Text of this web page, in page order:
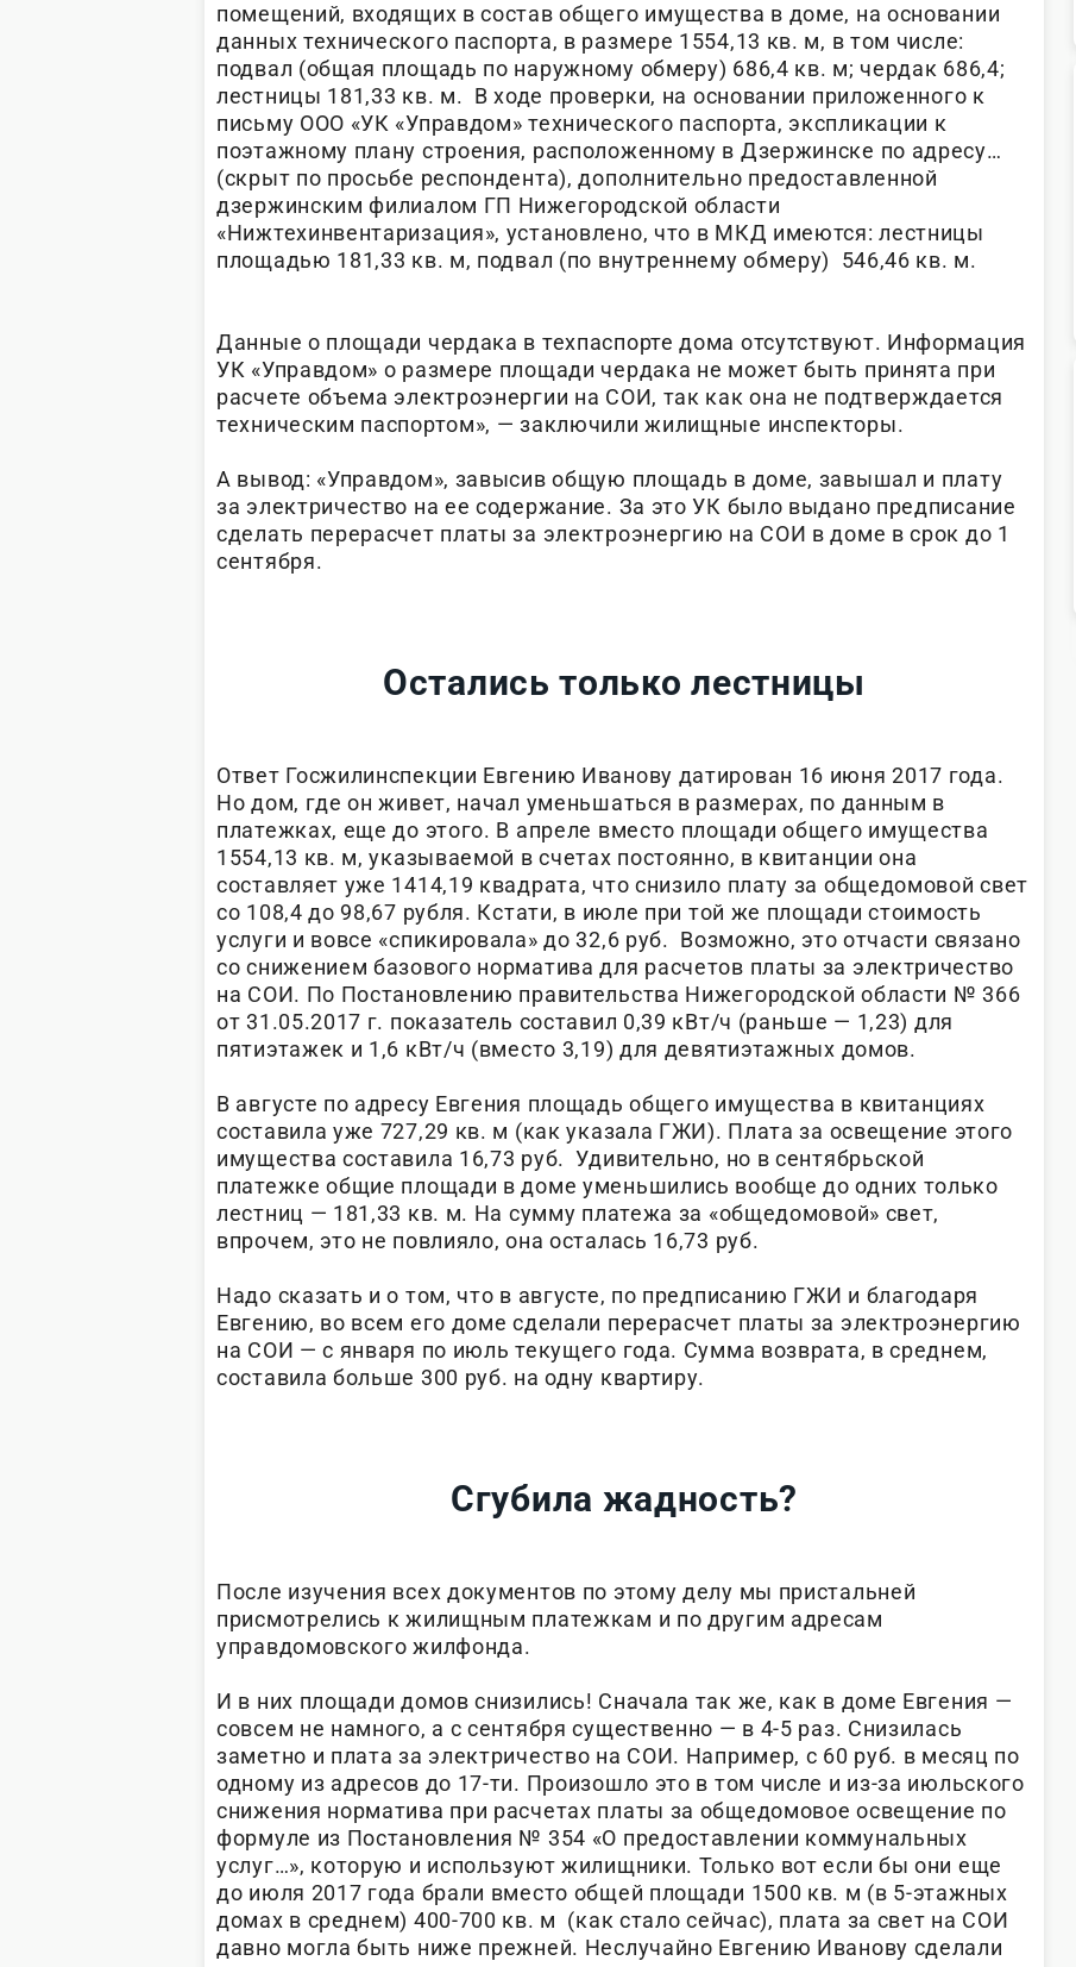
помещений, входящих в состав общего имущества в доме, на основании
данных технического паспорта, в размере 1554,13 кв. м, в том числе:
подвал (общая площадь по наружному обмеру) 686,4 кв. м; чердак 686,4;
лестницы 181,33 кв. м. В ходе проверки, на основании приложенного к
письму ООО «УК «Управдом» технического паспорта, экспликации к
поэтажному плану строения, расположенному в Дзержинске по адресу…
(скрыт по просьбе респондента), дополнительно предоставленной
дзержинским филиалом ГП Нижегородской области
«Нижтехинвентаризация», установлено, что в МКД имеются: лестницы
площадью 181,33 кв. м, подвал (по внутреннему обмеру) 546,46 кв. м.
Данные о площади чердака в техпаспорте дома отсутствуют. Информация
УК «Управдом» о размере площади чердака не может быть принята при
расчете объема электроэнергии на СОИ, так как она не подтверждается
техническим паспортом», — заключили жилищные инспекторы.
А вывод: «Управдом», завысив общую площадь в доме, завышал и плату
за электричество на ее содержание. За это УК было выдано предписание
сделать перерасчет платы за электроэнергию на СОИ в доме в срок до 1
сентября.
Остались только лестницы
Ответ Госжилинспекции Евгению Иванову датирован 16 июня 2017 года.
Но дом, где он живет, начал уменьшаться в размерах, по данным в
платежках, еще до этого. В апреле вместо площади общего имущества
1554,13 кв. м, указываемой в счетах постоянно, в квитанции она
составляет уже 1414,19 квадрата, что снизило плату за общедомовой свет
со 108,4 до 98,67 рубля. Кстати, в июле при той же площади стоимость
услуги и вовсе «спикировала» до 32,6 руб. Возможно, это отчасти связано
со снижением базового норматива для расчетов платы за электричество
на СОИ. По Постановлению правительства Нижегородской области № 366
от 31.05.2017 г. показатель составил 0,39 кВт/ч (раньше — 1,23) для
пятиэтажек и 1,6 кВт/ч (вместо 3,19) для девятиэтажных домов.
В августе по адресу Евгения площадь общего имущества в квитанциях
составила уже 727,29 кв. м (как указала ГЖИ). Плата за освещение этого
имущества составила 16,73 руб. Удивительно, но в сентябрьской
платежке общие площади в доме уменьшились вообще до одних только
лестниц — 181,33 кв. м. На сумму платежа за «общедомовой» свет,
впрочем, это не повлияло, она осталась 16,73 руб.
Надо сказать и о том, что в августе, по предписанию ГЖИ и благодаря
Евгению, во всем его доме сделали перерасчет платы за электроэнергию
на СОИ — с января по июль текущего года. Сумма возврата, в среднем,
составила больше 300 руб. на одну квартиру.
Сгубила жадность?
После изучения всех документов по этому делу мы пристальней
присмотрелись к жилищным платежкам и по другим адресам
управдомовского жилфонда.
И в них площади домов снизились! Сначала так же, как в доме Евгения —
совсем не намного, а с сентября существенно — в 4-5 раз. Снизилась
заметно и плата за электричество на СОИ. Например, с 60 руб. в месяц по
одному из адресов до 17-ти. Произошло это в том числе и из-за июльского
снижения норматива при расчетах платы за общедомовое освещение по
формуле из Постановления № 354 «О предоставлении коммунальных
услуг…», которую и используют жилищники. Только вот если бы они еще
до июля 2017 года брали вместо общей площади 1500 кв. м (в 5-этажных
домах в среднем) 400-700 кв. м (как стало сейчас), плата за свет на СОИ
давно могла быть ниже прежней. Неслучайно Евгению Иванову сделали